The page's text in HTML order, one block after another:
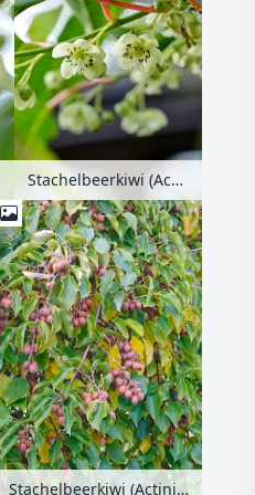
Stachelbeerkiwi (Actinidia arguta 'Bojnice')
Stachelbeerkiwi (Actinidia arguta 'Ken's Red')